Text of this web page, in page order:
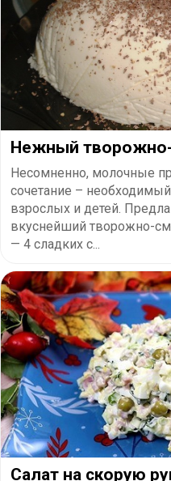
Нежный
Несомненно, молочные
сочетание –
взрослых и детей.
вкуснейший творожно-
— 4 сладких с...
Салат на скорую